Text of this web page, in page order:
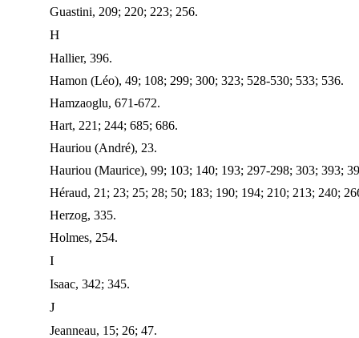
Guastini, 209; 220; 223; 256.
H
Hallier, 396.
Hamon (Léo), 49; 108; 299; 300; 323; 528-530; 533; 536.
Hamzaoglu, 671-672.
Hart, 221; 244; 685; 686.
Hauriou (André), 23.
Hauriou (Maurice), 99; 103; 140; 193; 297-298; 303; 393;
Héraud, 21; 23; 25; 28; 50; 183; 190; 194; 210; 213; 240;
Herzog, 335.
Holmes, 254.
I
Isaac, 342; 345.
J
Jeanneau, 15; 26; 47.